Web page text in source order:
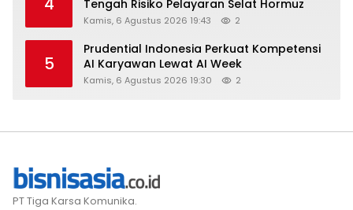
Tengah Risiko Pelayaran Selat Hormuz
Kamis, 6 Agustus 2026 19:43 2
5
Prudential Indonesia Perkuat Kompetensi
AI Karyawan Lewat AI Week
Kamis, 6 Agustus 2026 19:30 2
PT Tiga Karsa Komunika.